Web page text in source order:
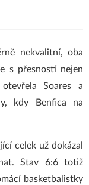
nekvalitní, oba
s přesností nejen
Soares a
kdy Benfica na
celek už dokázal
Stav 6:6 totiž
basketbalistky